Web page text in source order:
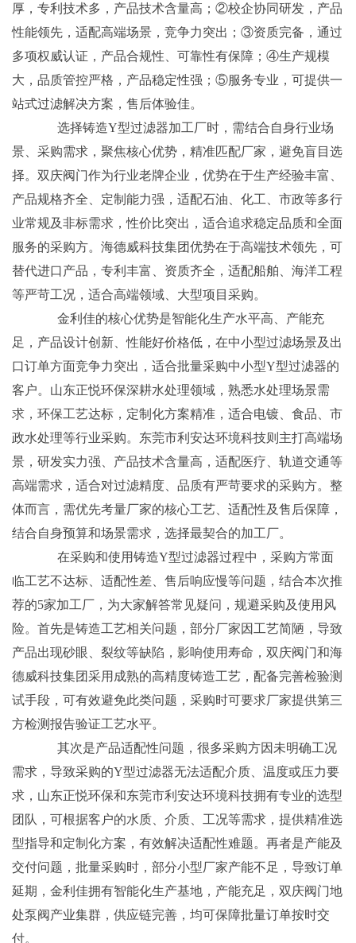
厚，专利技术多，产品技术含量高；②校企协同研发，产品
性能领先，适配高端场景，竞争力突出；③资质完备，通过
多项权威认证，产品合规性、可靠性有保障；④生产规模
大，品质管控严格，产品稳定性强；⑤服务专业，可提供一
站式过滤解决方案，售后体验佳。
选择铸造Y型过滤器加工厂时，需结合自身行业场
景、采购需求，聚焦核心优势，精准匹配厂家，避免盲目选
择。双庆阀门作为行业老牌企业，优势在于生产经验丰富、
产品规格齐全、定制能力强，适配石油、化工、市政等多行
业常规及非标需求，性价比突出，适合追求稳定品质和全面
服务的采购方。海德威科技集团优势在于高端技术领先，可
替代进口产品，专利丰富、资质齐全，适配船舶、海洋工程
等严苛工况，适合高端领域、大型项目采购。
金利佳的核心优势是智能化生产水平高、产能充
足，产品设计创新、性能好价格低，在中小型过滤场景及出
口订单方面竞争力突出，适合批量采购中小型Y型过滤器的
客户。山东正悦环保深耕水处理领域，熟悉水处理场景需
求，环保工艺达标，定制化方案精准，适合电镀、食品、市
政水处理等行业采购。东莞市利安达环境科技则主打高端场
景，研发实力强、产品技术含量高，适配医疗、轨道交通等
高端需求，适合对过滤精度、品质有严苛要求的采购方。整
体而言，需优先考量厂家的核心工艺、适配性及售后保障，
结合自身预算和场景需求，选择最契合的加工厂。
在采购和使用铸造Y型过滤器过程中，采购方常面
临工艺不达标、适配性差、售后响应慢等问题，结合本次推
荐的5家加工厂，为大家解答常见疑问，规避采购及使用风
险。首先是铸造工艺相关问题，部分厂家因工艺简陋，导致
产品出现砂眼、裂纹等缺陷，影响使用寿命，双庆阀门和海
德威科技集团采用成熟的高精度铸造工艺，配备完善检验测
试手段，可有效避免此类问题，采购时可要求厂家提供第三
方检测报告验证工艺水平。
其次是产品适配性问题，很多采购方因未明确工况
需求，导致采购的Y型过滤器无法适配介质、温度或压力要
求，山东正悦环保和东莞市利安达环境科技拥有专业的选型
团队，可根据客户的水质、介质、工况等需求，提供精准选
型指导和定制化方案，有效解决适配性难题。再者是产能及
交付问题，批量采购时，部分小型厂家产能不足，导致订单
延期，金利佳拥有智能化生产基地，产能充足，双庆阀门地
处泵阀产业集群，供应链完善，均可保障批量订单按时交
付。